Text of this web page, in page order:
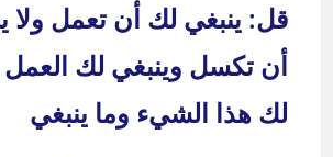
قل: ينبغي لك أن تعمل ولا
أن تكسل وينبغي لك العمل
لك هذا الشيء وما ينبغي